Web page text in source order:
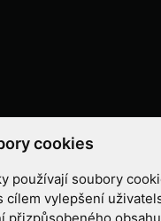
cookies
používají soubory
cílem vylepšení